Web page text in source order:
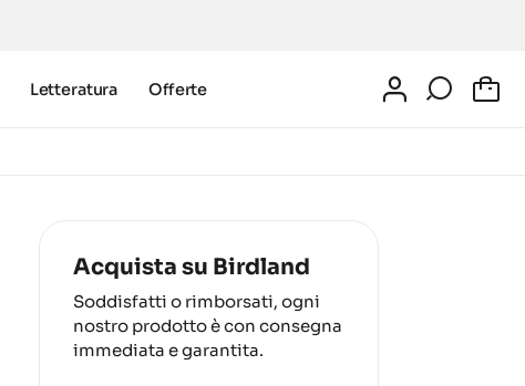
Letteratura Offerte
Acquista su Birdland
Soddisfatti o rimborsati, ogni
nostro prodotto è con consegna
immediata e garantita.